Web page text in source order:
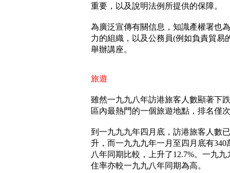
重要，以及說明法例所提供的保障。
為廣泛宣傳有關信息，知識產權署也
力的組織，以及公務員(例如負責貿易
舉辦講座。
旅遊
雖然一九九八年訪港旅客人數顯著下
區內最熱門的一個旅遊地點，排名僅
到一九九九年四月底，訪港旅客人數
升，而一九九九年一月至四月底有340
八年同期比較，上升了12.7%。一九
住率亦較一九九八年同期為高。